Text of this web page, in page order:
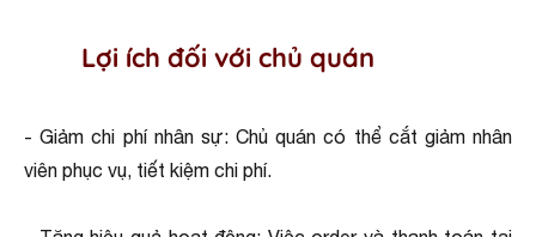
Lợi ích đối với chủ quán
- Giảm chi phí nhân sự: Chủ quán có thể cắt giảm nhân
viên phục vụ, tiết kiệm chi phí.